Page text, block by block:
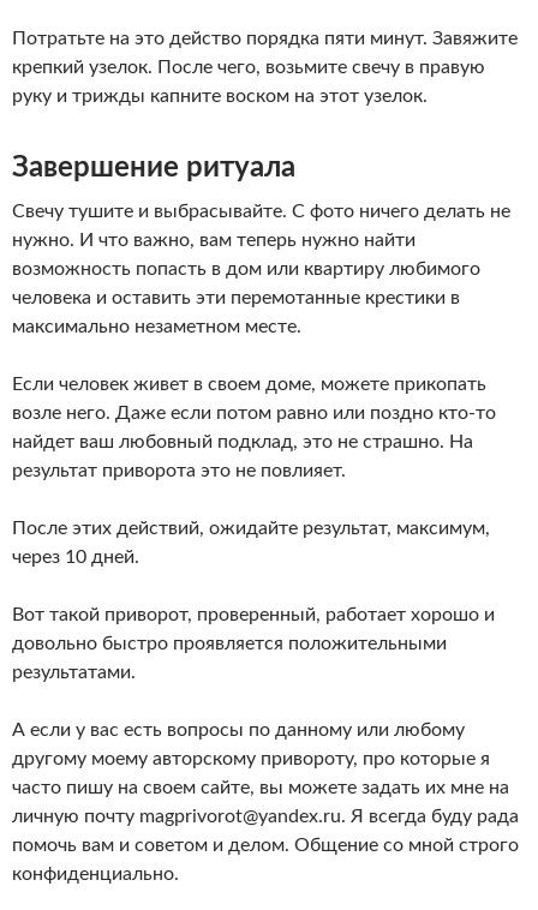
Потратьте на это действо порядка пяти минут. Завяжите
крепкий узелок. После чего, возьмите свечу в правую
руку и трижды капните воском на этот узелок.
Завершение ритуала
Свечу тушите и выбрасывайте. С фото ничего делать не
нужно. И что важно, вам теперь нужно найти
возможность попасть в дом или квартиру любимого
человека и оставить эти перемотанные крестики в
максимально незаметном месте.
Если человек живет в своем доме, можете прикопать
возле него. Даже если потом равно или поздно кто-то
найдет ваш любовный подклад, это не страшно. На
результат приворота это не повлияет.
После этих действий, ожидайте результат, максимум,
через 10 дней.
Вот такой приворот, проверенный, работает хорошо и
довольно быстро проявляется положительными
результатами.
А если у вас есть вопросы по данному или любому
другому моему авторскому привороту, про которые я
часто пишу на своем сайте, вы можете задать их мне на
личную почту magprivorot@yandex.ru. Я всегда буду рада
помочь вам и советом и делом. Общение со мной строго
конфиденциально.